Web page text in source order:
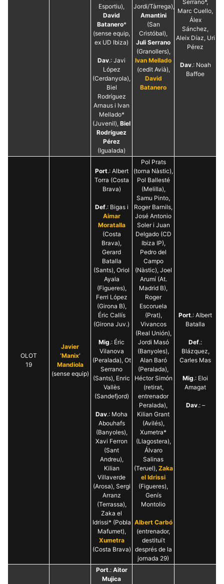
Esportiu),
David
Batanero*
(sense equip,
ex UD Ibiza)
Dav.: Javi
López
(Cerdanyola),
Biel
Rodríguez
Arnaus i Ivan
Mellado*
(Juvenil), Biel
Rodríguez
Pérez
(Igualada)
Jordi/Tàrrega),
Amantini
(San
Cristóbal),
Juli Serrano
(Granollers),
Ivan Mellado
(cedit Avià),
David
Batanero
Serrano*,
Marc Cuello,
Álex
Sánchez,
Aleix Díaz, Uri
Pérez
Dav.: Noah
Baffoe
OLOT
19
Javier
‘Manix’
Mandiola
(sense equip)
Port.: Albert
Torra (Costa
Brava)
Def.: Bigas i
Aimar
Moratalla
(Costa
Brava),
Gerard
Batalla
(Sants), Oriol
Ayala
(Figueres),
Ferri López
(Girona B),
Éric Callís
(Girona Juv.)
Mig.: Éric
Vilanova
(Peralada), Ot
Serrano
(Sants), Enric
Vallès
(Sandefjord)
Dav.: Moha
Abouhafs
(Banyoles),
Xavi Ferron
(Sant
Andreu),
Kilian
Villaverde
(Arosa), Sergi
Arranz
(Terrassa),
Zaka el
Idrissi* (Pobla
Mafumet),
Xumetra
(Costa Brava)
Pol Prats
(torna Nàstic),
Pol Ballesté
(Melilla),
Samu Pinto,
Roger Barnils,
José Antonio
Soler i Juan
Delgado (CD
Ibiza IP),
Pedro del
Campo
(Nàstic), Joel
Arumí (At.
Madrid B),
Roger
Escoruela
(Prat),
Vivancos
(Real Unión),
Jordi Masó
(Banyoles),
Alan Baró
(Peralada),
Héctor Simón
(retirat,
entrenador
Peralada),
Kilian Grant
(Avilés),
Xumetra*
(Llagostera),
Álvaro
Salinas
(Teruel), Zaka
el Idrissi
(Figueres),
Genís
Montolio
Albert Carbó
(entrenador,
destituït
després de la
jornada 29)
Port.: Albert
Batalla
Def.:
Blázquez,
Carles Mas
Mig.: Eloi
Amagat
Dav.: –
Port.: Aitor
Mujica